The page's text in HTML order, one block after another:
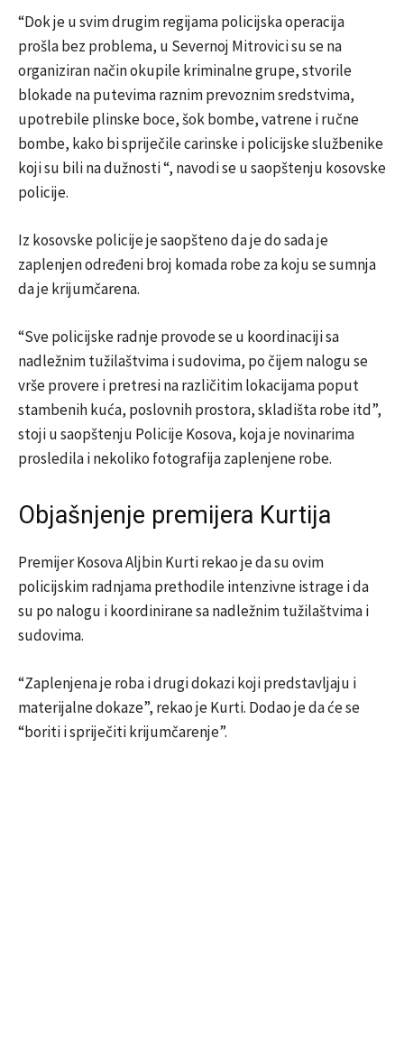
“Dok je u svim drugim regijama policijska operacija
prošla bez problema, u Severnoj Mitrovici su se na
organiziran način okupile kriminalne grupe, stvorile
blokade na putevima raznim prevoznim sredstvima,
upotrebile plinske boce, šok bombe, vatrene i ručne
bombe, kako bi spriječile carinske i policijske službenike
koji su bili na dužnosti “, navodi se u saopštenju kosovske
policije.
Iz kosovske policije je saopšteno da je do sada je
zaplenjen određeni broj komada robe za koju se sumnja
da je krijumčarena.
“Sve policijske radnje provode se u koordinaciji sa
nadležnim tužilaštvima i sudovima, po čijem nalogu se
vrše provere i pretresi na različitim lokacijama poput
stambenih kuća, poslovnih prostora, skladišta robe itd”,
stoji u saopštenju Policije Kosova, koja je novinarima
prosledila i nekoliko fotografija zaplenjene robe.
Objašnjenje premijera Kurtija
Premijer Kosova Aljbin Kurti rekao je da su ovim
policijskim radnjama prethodile intenzivne istrage i da
su po nalogu i koordinirane sa nadležnim tužilaštvima i
sudovima.
“Zaplenjena je roba i drugi dokazi koji predstavljaju i
materijalne dokaze”, rekao je Kurti. Dodao je da će se
“boriti i spriječiti krijumčarenje”.